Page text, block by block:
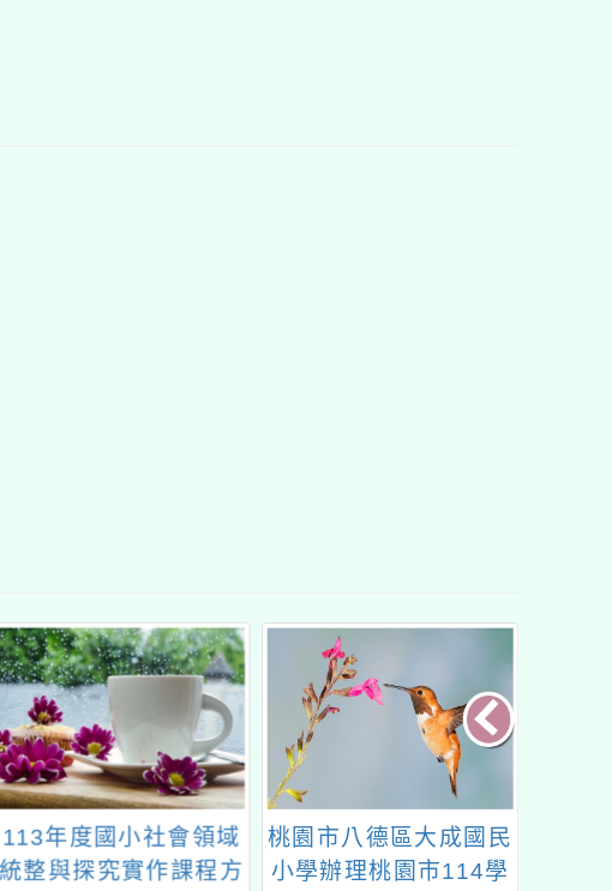
桃園市八德區大成國民
小學辦理桃園市114學
「2025 趣味學習：數
位素養教育精彩啟航」